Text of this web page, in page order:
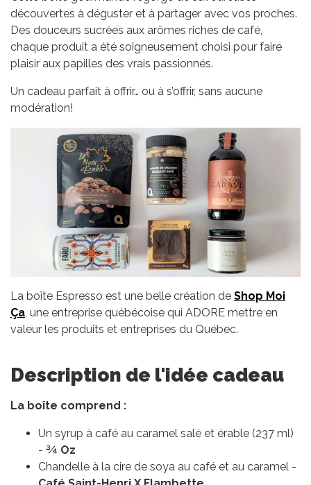
découvertes à déguster et à partager avec vos proches.
Des douceurs sucrées aux arômes riches de café,
chaque produit a été soigneusement choisi pour faire
plaisir aux papilles des vrais passionnés.
Un cadeau parfait à offrir… ou à s’offrir, sans aucune
modération!
La boîte Espresso est une belle création de Shop Moi
Ça, une entreprise québécoise qui ADORE mettre en
valeur les produits et entreprises du Québec.
Description de l'idée cadeau
La boîte comprend :
Un syrup à café au caramel salé et érable (237 ml)
- ¾ Oz
Chandelle à la cire de soya au café et au caramel -